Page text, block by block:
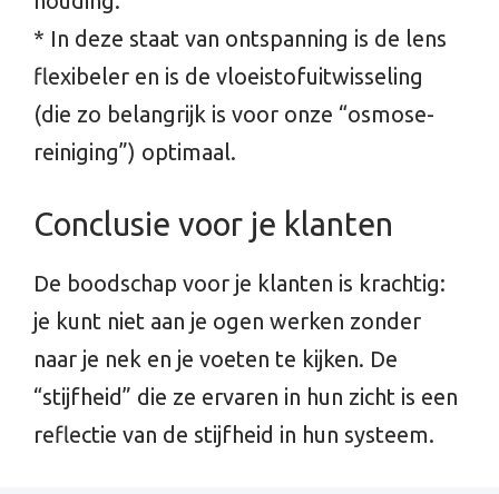
* In deze staat van ontspanning is de lens
flexibeler en is de vloeistofuitwisseling
(die zo belangrijk is voor onze “osmose-
reiniging”) optimaal.
Conclusie voor je klanten
De boodschap voor je klanten is krachtig:
je kunt niet aan je ogen werken zonder
naar je nek en je voeten te kijken. De
“stijfheid” die ze ervaren in hun zicht is een
reflectie van de stijfheid in hun systeem.